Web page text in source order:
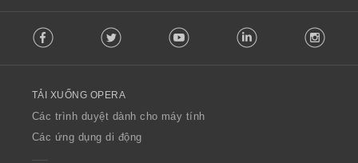
o
w
O
p
Facebook Twitter Youtube LinkedIn
TẢI XUỐNG OPERA
Các trình duyệt dành cho máy tính
Các ứng dụng di động